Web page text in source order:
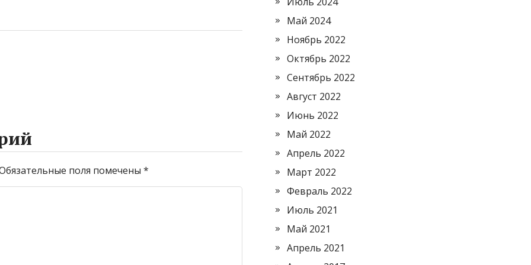
поля помечены *
Май 2024
Ноябрь 2022
Октябрь 2022
Сентябрь 2022
Август 2022
Июнь 2022
Май 2022
Апрель 2022
Март 2022
Февраль 2022
Июль 2021
Май 2021
Апрель 2021